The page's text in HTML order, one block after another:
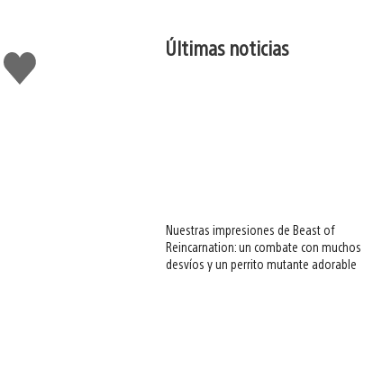
Me
gusta
Últimas noticias
Nuestras impresiones de Beast of
Reincarnation: un combate con muchos
desvíos y un perrito mutante adorable